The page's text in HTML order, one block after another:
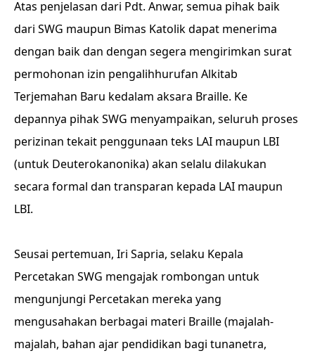
Atas penjelasan dari Pdt. Anwar, semua pihak baik
dari SWG maupun Bimas Katolik dapat menerima
dengan baik dan dengan segera mengirimkan surat
permohonan izin pengalihhurufan Alkitab
Terjemahan Baru kedalam aksara Braille. Ke
depannya pihak SWG menyampaikan, seluruh proses
perizinan tekait penggunaan teks LAI maupun LBI
(untuk Deuterokanonika) akan selalu dilakukan
secara formal dan transparan kepada LAI maupun
LBI.
Seusai pertemuan, Iri Sapria, selaku Kepala
Percetakan SWG mengajak rombongan untuk
mengunjungi Percetakan mereka yang
mengusahakan berbagai materi Braille (majalah-
majalah, bahan ajar pendidikan bagi tunanetra,